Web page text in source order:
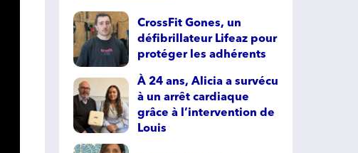
CrossFit Gones, un
défibrillateur Lifeaz pour
protéger les adhérents
À 24 ans, Alicia a survécu
à un arrêt cardiaque
grâce à l’intervention de
Louis